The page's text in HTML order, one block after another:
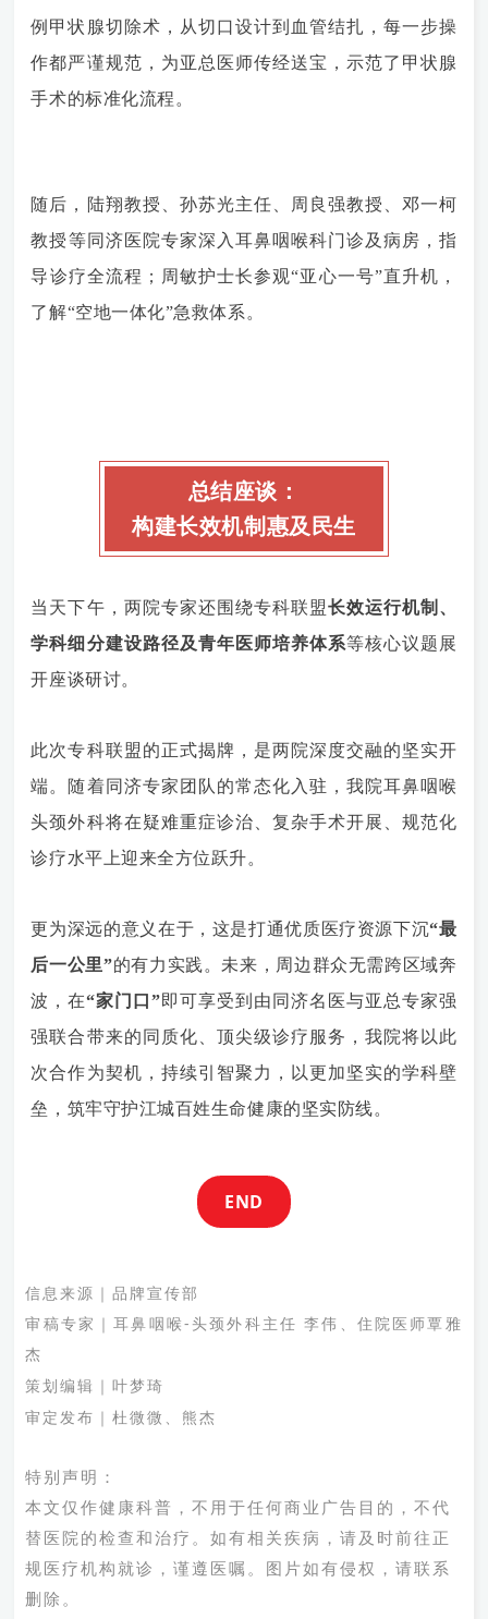
例甲状腺切除术，从切口设计到血管结扎，每一步操
作都严谨规范，为亚总医师传经送宝，示范了甲状腺
手术的标准化流程。
随后， 陆翔教授、孙苏光主任、
周良强教授、邓一柯
教授等同济医院专家深入耳鼻咽喉科门诊及病房，指
导诊疗全流程；周敏护士长参观“亚心一号”直升机，
了解“空地一体化”急救体系。
总结座谈：
构建长效机制惠及民生
当天下午，两院专家还围绕专科联盟长效运行机制、
学科细分建设路径及青年医师培养体系等核心议题展
开座谈研讨。
此次专科联盟的正式揭牌，是两院深度交融的坚实开
端。随着同济专家团队的常态化入驻，我院耳鼻咽喉
头颈外科将在疑难重症诊治、复杂手术开展、规范化
诊疗水平上迎来全方位跃升。
更为深远的意义在于，这是打通优质医疗资源下沉“最
后一公里”的有力实践。未来，周边群众无需跨区域奔
波，在“家门口”即可享受到由同济名医与亚总专家强
强联合带来的同质化、顶尖级诊疗服务，我院将以此
次合作为契机，持续引智聚力，以更加坚实的学科壁
垒，筑牢守护江城百姓生命健康的坚实防线。
END
信息来源｜品牌宣传部
审稿专家｜耳鼻咽喉-头颈外科主任 李伟、住院医师覃雅
杰
策划编辑｜叶梦琦
审定发布｜杜微微、熊杰
特别声明：
本文仅作健康科普，不用于任何商业广告目的，不代
替医院的检查和治疗。如有相关疾病，请及时前往正
规医疗机构就诊，谨遵医嘱。图片如有侵权，请联系
删除。